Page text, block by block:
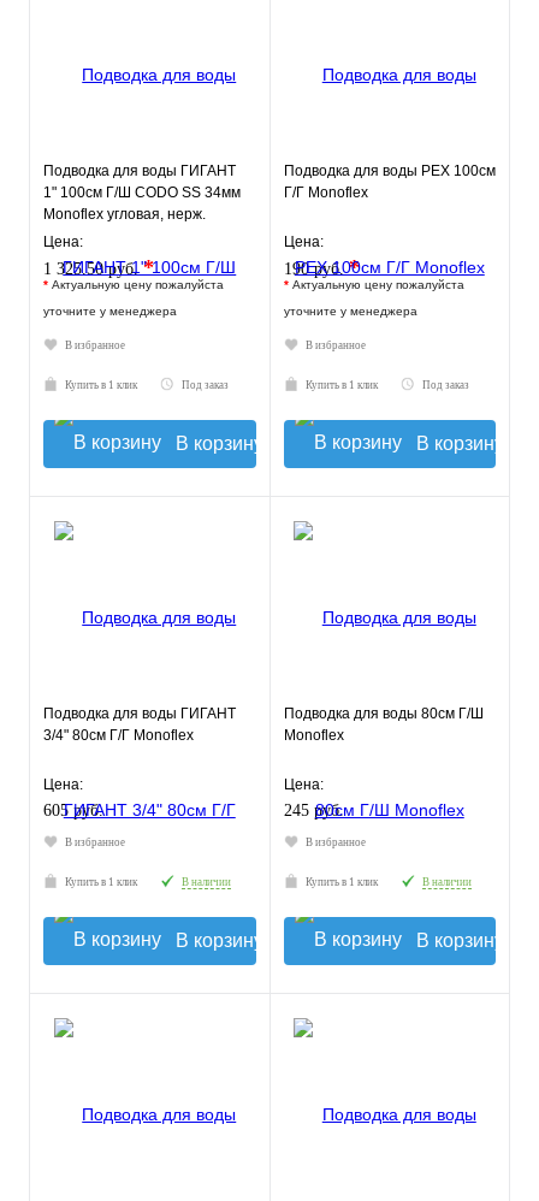
Подводка для воды ГИГАНТ
1" 100см Г/Ш CODO SS 34мм
Monoflex угловая, нерж.
оплетка
Цена:
1 325.50 руб.*
* Актуальную цену пожалуйста
уточните у менеджера
В избранное
Купить в 1 клик Под заказ
В корзину
Подводка для воды РЕХ 100см
Г/Г Monoflex
Цена:
190 руб.*
* Актуальную цену пожалуйста
уточните у менеджера
В избранное
Купить в 1 клик Под заказ
В корзину
Подводка для воды ГИГАНТ
3/4" 80см Г/Г Monoflex
Цена:
605 руб.
В избранное
Купить в 1 клик В наличии
В корзину
Подводка для воды 80см Г/Ш
Monoflex
Цена:
245 руб.
В избранное
Купить в 1 клик В наличии
В корзину